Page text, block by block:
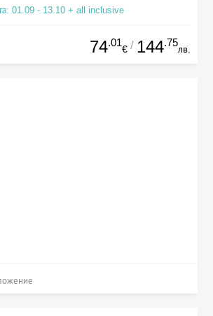
01.09 - 13.10 + all inclusive
74.01
€ / 144.75
лв.